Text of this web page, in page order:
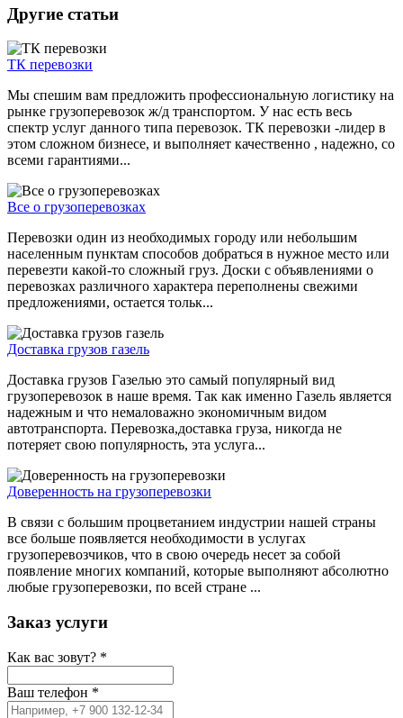
Другие статьи
ТК перевозки
Мы спешим вам предложить профессиональную логистику на
рынке грузоперевозок ж/д транспортом. У нас есть весь
спектр услуг данного типа перевозок. ТК перевозки -лидер в
этом сложном бизнесе, и выполняет качественно , надежно, со
всеми гарантиями...
Все о грузоперевозках
Перевозки один из необходимых городу или небольшим
населенным пунктам способов добраться в нужное место или
перевезти какой-то сложный груз. Доски с объявлениями о
перевозках различного характера переполнены свежими
предложениями, остается тольк...
Доставка грузов газель
Доставка грузов Газелью это самый популярный вид
грузоперевозок в наше время. Так как именно Газель является
надежным и что немаловажно экономичным видом
автотранспорта. Перевозка,доставка груза, никогда не
потеряет свою популярность, эта услуга...
Доверенность на грузоперевозки
В связи с большим процветанием индустрии нашей страны
все больше появляется необходимости в услугах
грузоперевозчиков, что в свою очередь несет за собой
появление многих компаний, которые выполняют абсолютно
любые грузоперевозки, по всей стране ...
Заказ услуги
Как вас зовут? *
Ваш телефон *